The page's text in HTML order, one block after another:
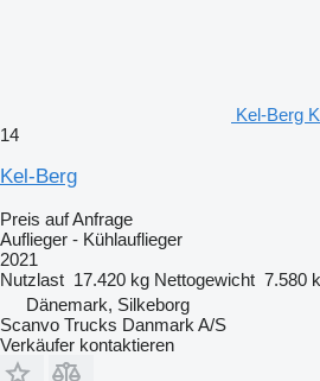
Kel-Berg
14
Kel-Berg
Preis auf Anfrage
Auflieger - Kühlauflieger
2021
Nutzlast 17.420 kg Nettogewicht 7.580
Dänemark, Silkeborg
Scanvo Trucks Danmark A/S
Verkäufer kontaktieren